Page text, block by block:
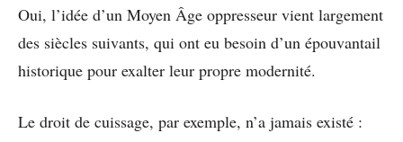
Oui, l’idée d’un Moyen Âge oppresseur vient largement
des siècles suivants, qui ont eu besoin d’un épouvantail
historique pour exalter leur propre modernité.
Le droit de cuissage, par exemple, n’a jamais existé :